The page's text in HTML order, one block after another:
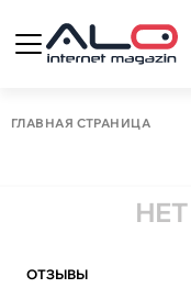
ГЛАВНАЯ СТРАНИЦА
ОТЗЫВЫ